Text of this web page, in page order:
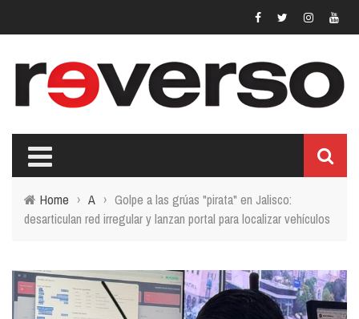
Home › A › Golpe a las grúas "pirata" en Jalisco:
desarticulan red irregular y lanzan portal para localizar vehículos